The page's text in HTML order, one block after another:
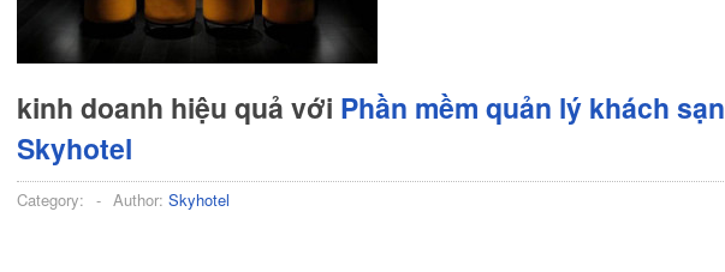
kinh doanh hiệu quả với Phần mềm quản lý khách sạn
Skyhotel
Category: - Author: Skyhotel